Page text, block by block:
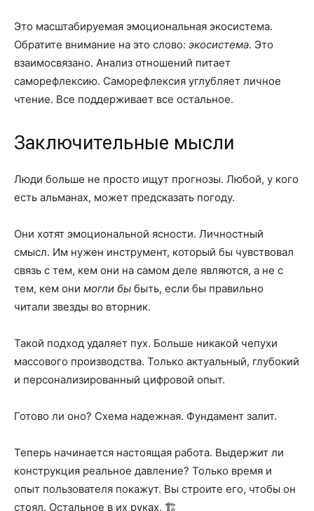
Это масштабируемая эмоциональная экосистема.
Обратите внимание на это слово: экосистема. Это
взаимосвязано. Анализ отношений питает
саморефлексию. Саморефлексия углубляет личное
чтение. Все поддерживает все остальное.
Заключительные мысли
Люди больше не просто ищут прогнозы. Любой, у кого
есть альманах, может предсказать погоду.
Они хотят эмоциональной ясности. Личностный
смысл. Им нужен инструмент, который бы чувствовал
связь с тем, кем они на самом деле являются, а не с
тем, кем они могли бы быть, если бы правильно
читали звезды во вторник.
Такой подход удаляет пух. Больше никакой чепухи
массового производства. Только актуальный, глубокий
и персонализированный цифровой опыт.
Готово ли оно? Схема надежная. Фундамент залит.
Теперь начинается настоящая работа. Выдержит ли
конструкция реальное давление? Только время и
опыт пользователя покажут. Вы строите его, чтобы он
стоял. Остальное в их руках. 🏗️